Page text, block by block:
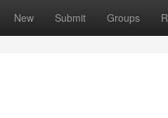
New Submit Groups